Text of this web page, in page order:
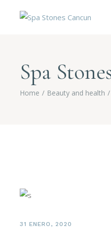
Spa
Home Beauty and health
31 ENERO, 2020